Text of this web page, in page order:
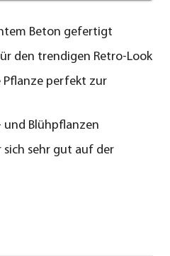
Beton gefertigt
den trendigen Retro-Look
Pflanze perfekt zur
Blühpflanzen
sehr gut auf der